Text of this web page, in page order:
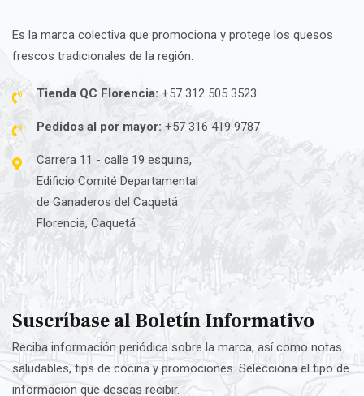
Es la marca colectiva que promociona y protege los quesos
frescos tradicionales de la región.
Tienda QC Florencia: +57 312 505 3523
Pedidos al por mayor: +57 316 419 9787
Carrera 11 - calle 19 esquina,
Edificio Comité Departamental
de Ganaderos del Caquetá
Florencia, Caquetá
Suscríbase al Boletín Informativo
Reciba información periódica sobre la marca, así como notas
saludables, tips de cocina y promociones. Selecciona el tipo de
información que deseas recibir.